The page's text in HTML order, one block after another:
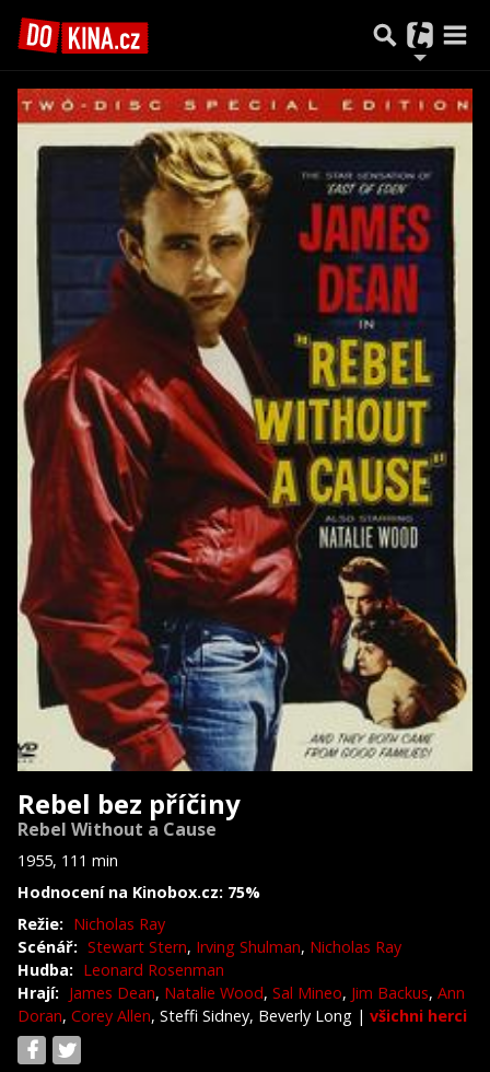
Rebel bez příčiny
Rebel Without a Cause
1955, 111 min
Hodnocení na Kinobox.cz: 75%
Režie: Nicholas Ray
Scénář: Stewart Stern, Irving Shulman, Nicholas Ray
Hudba: Leonard Rosenman
Hrají: James Dean, Natalie Wood, Sal Mineo, Jim Backus, Ann
Doran, Corey Allen, Steffi Sidney, Beverly Long | všichni herci